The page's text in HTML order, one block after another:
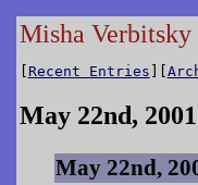
Misha Verbitsky
[ Recent Entries ][
May 22nd, 2001
May 22nd,